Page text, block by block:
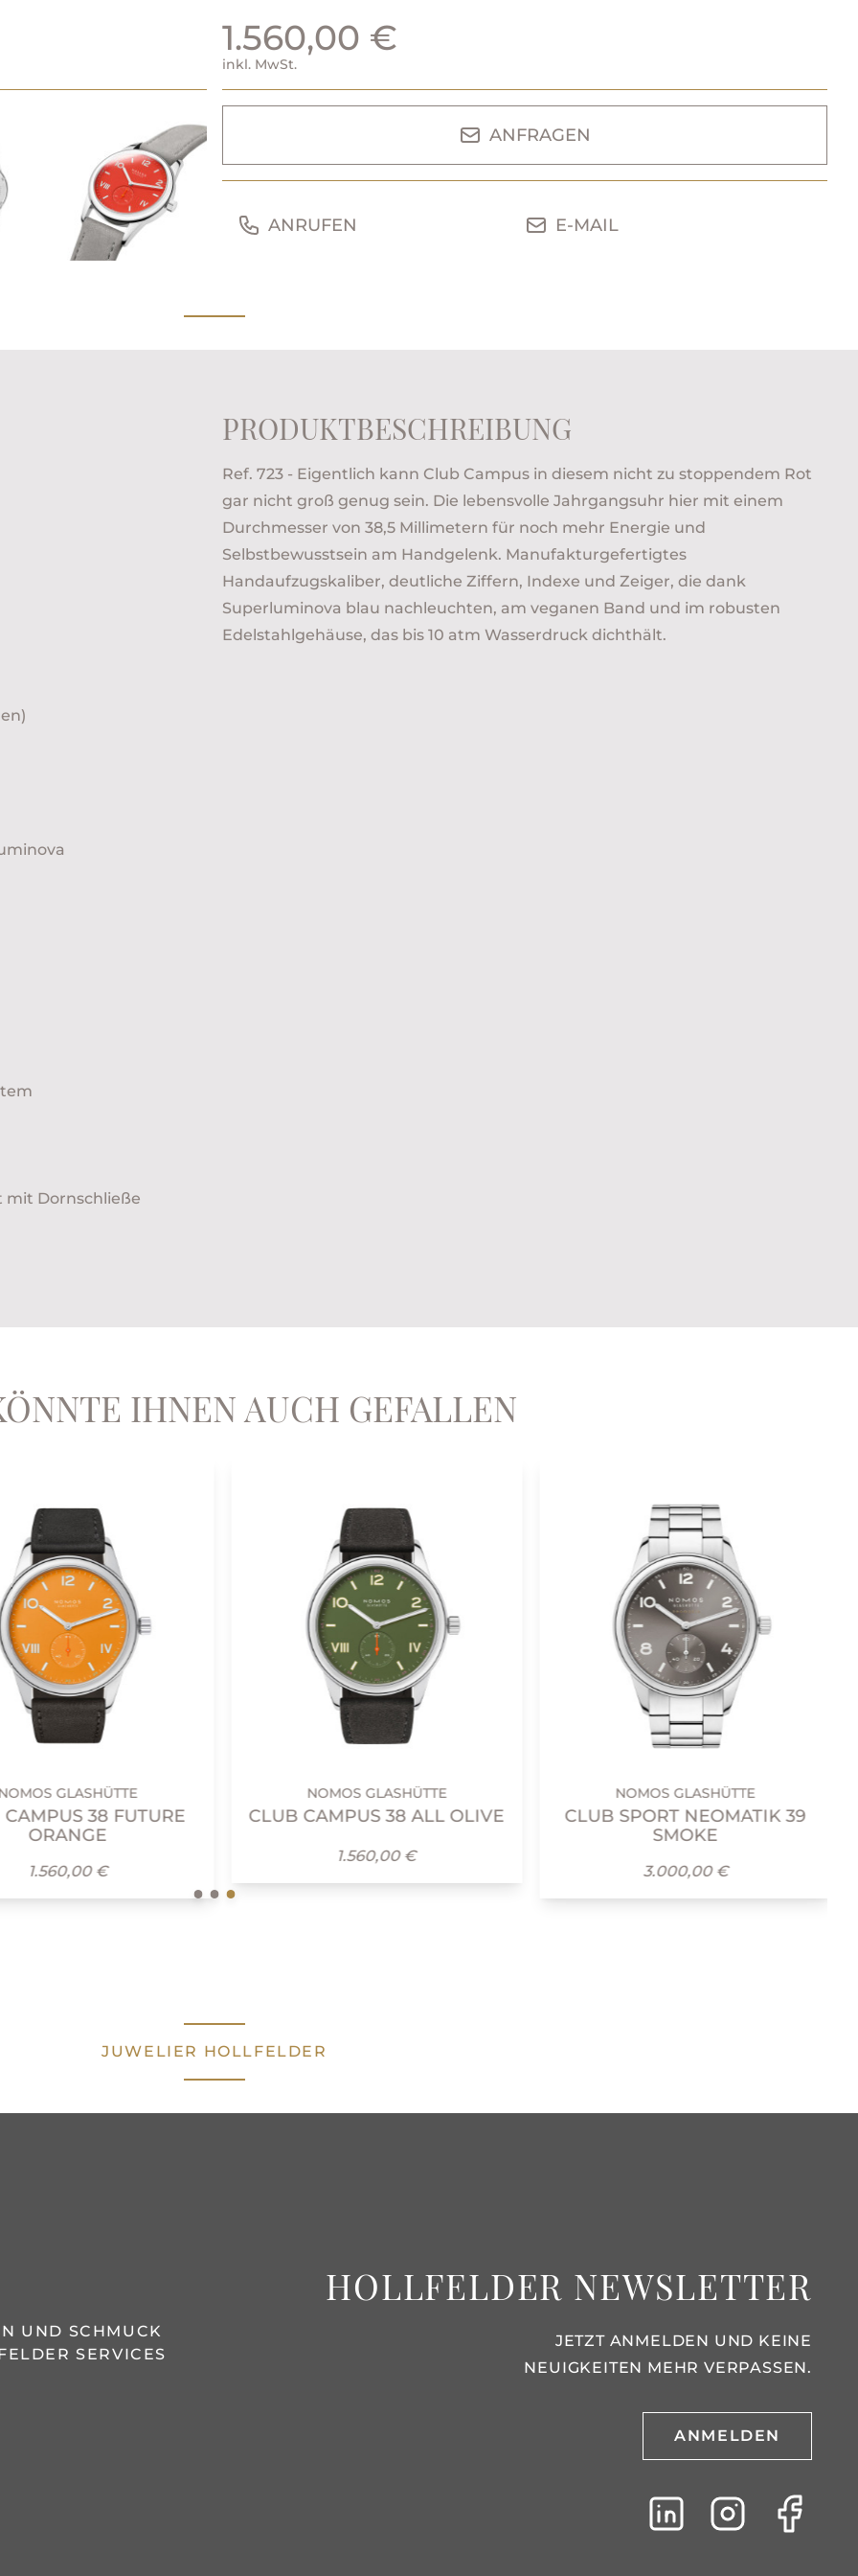
1.560,00 €
inkl. MwSt.
ANFRAGEN
ANRUFEN E-MAIL
mit Dornschließe
PRODUKTBESCHREIBUNG
Ref. 723 - Eigentlich kann Club Campus in diesem nicht zu stoppendem Rot
gar nicht groß genug sein. Die lebensvolle Jahrgangsuhr hier mit einem
Durchmesser von 38,5 Millimetern für noch mehr Energie und
Selbstbewusstsein am Handgelenk. Manufakturgefertigtes
Handaufzugskaliber, deutliche Ziffern, Indexe und Zeiger, die dank
Superluminova blau nachleuchten, am veganen Band und im robusten
Edelstahlgehäuse, das bis 10 atm Wasserdruck dichthält.
IHNEN AUCH GEFALLEN
GLASHÜTTE
38 FUTURE
ORANGE
1.560,00 €
NOMOS GLASHÜTTE
CLUB CAMPUS 38 ALL OLIVE
1.560,00 €
NOMOS GLASHÜTTE
CLUB SPORT NEOMATIK 39
SMOKE
3.000,00 €
JUWELIER HOLLFELDER
UND SCHMUCK
SERVICES
HOLLFELDER NEWSLETTER
JETZT ANMELDEN UND KEINE
NEUIGKEITEN MEHR VERPASSEN.
ANMELDEN